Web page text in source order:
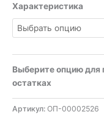
Характеристика
Выберите опцию для
остатках
Артикул: ОП-00002526